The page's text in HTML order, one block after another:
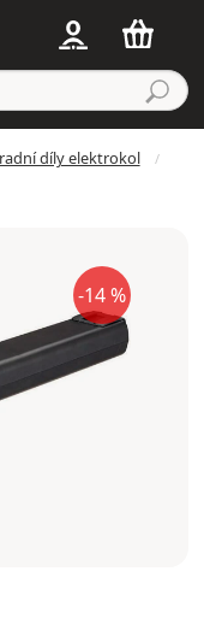
díly elektrokol
-14 %